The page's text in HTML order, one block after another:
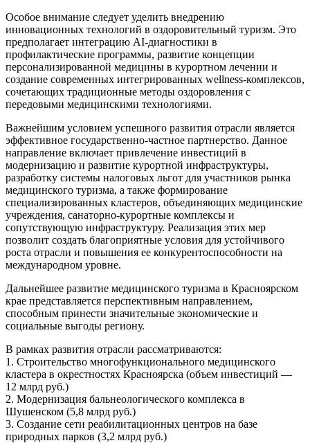
Особое внимание следует уделить внедрению
инновационных технологий в оздоровительный туризм. Это
предполагает интеграцию AI-диагностики в
профилактические программы, развитие концепции
персонализированной медицины в курортном лечении и
создание современных интегрированных wellness-комплексов,
сочетающих традиционные методы оздоровления с
передовыми медицинскими технологиями.
Важнейшим условием успешного развития отрасли является
эффективное государственно-частное партнерство. Данное
направление включает привлечение инвестиций в
модернизацию и развитие курортной инфраструктуры,
разработку системы налоговых льгот для участников рынка
медицинского туризма, а также формирование
специализированных кластеров, объединяющих медицинские
учреждения, санаторно-курортные комплексы и
сопутствующую инфраструктуру. Реализация этих мер
позволит создать благоприятные условия для устойчивого
роста отрасли и повышения ее конкурентоспособности на
международном уровне.
Дальнейшее развитие медицинского туризма в Красноярском
крае представляется перспективным направлением,
способным принести значительные экономические и
социальные выгоды региону.
В рамках развития отрасли рассматриваются:
1. Строительство многофункционального медицинского
кластера в окрестностях Красноярска (объем инвестиций —
12 млрд руб.)
2. Модернизация бальнеологического комплекса в
Шушенском (5,8 млрд руб.)
3. Создание сети реабилитационных центров на базе
природных парков (3,2 млрд руб.)